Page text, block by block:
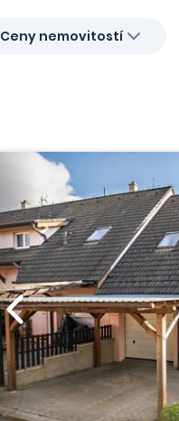
Ceny nemovitostí